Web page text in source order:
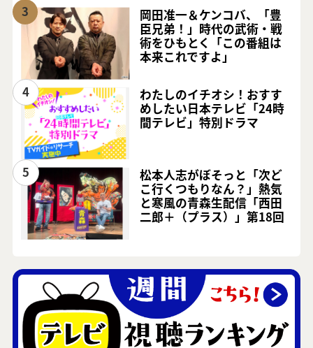
3
岡田准一＆ケンコバ、「豊
臣兄弟！」時代の武術・戦
術をひもとく「この番組は
本来これですよ」
4
わたしのイチオシ！おすす
めしたい日本テレビ「24時
間テレビ」特別ドラマ
5
松本人志がぼそっと「次ど
こ行くつもりなん？」熱気
と寒風の青森生配信「西田
二郎＋（プラス）」第18回